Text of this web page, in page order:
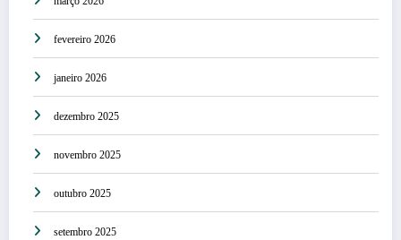
fevereiro 2026
janeiro 2026
dezembro 2025
novembro 2025
outubro 2025
setembro 2025